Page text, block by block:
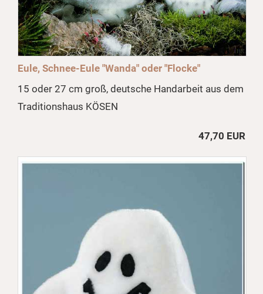
Eule, Schnee-Eule "Wanda" oder "Flocke"
15 oder 27 cm groß, deutsche Handarbeit aus dem
Traditionshaus KÖSEN
47,70 EUR